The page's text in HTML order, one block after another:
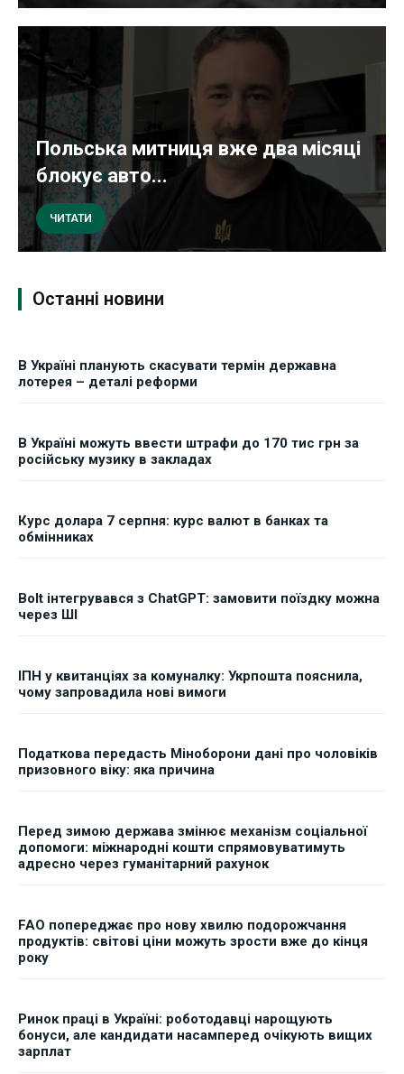
Польська митниця вже два місяці
блокує авто...
ЧИТАТИ
Останні новини
В Україні планують скасувати термін державна
лотерея – деталі реформи
В Україні можуть ввести штрафи до 170 тис грн за
російську музику в закладах
Курс долара 7 серпня: курс валют в банках та
обмінниках
Bolt інтегрувався з ChatGPT: замовити поїздку можна
через ШІ
ІПН у квитанціях за комуналку: Укрпошта пояснила,
чому запровадила нові вимоги
Податкова передасть Міноборони дані про чоловіків
призовного віку: яка причина
Перед зимою держава змінює механізм соціальної
допомоги: міжнародні кошти спрямовуватимуть
адресно через гуманітарний рахунок
FAO попереджає про нову хвилю подорожчання
продуктів: світові ціни можуть зрости вже до кінця
року
Ринок праці в Україні: роботодавці нарощують
бонуси, але кандидати насамперед очікують вищих
зарплат